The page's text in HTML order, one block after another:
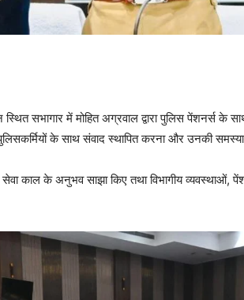
स्थित सभागार में मोहित अग्रवाल द्वारा पुलिस पेंशनर्स के
पुलिसकर्मियों के साथ संवाद स्थापित करना और उनकी
काल के अनुभव साझा किए तथा विभागीय व्यवस्थाओं,